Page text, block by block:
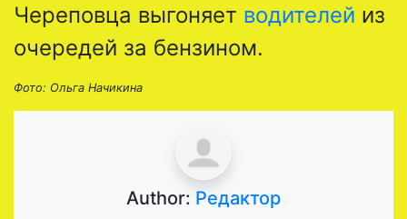
Череповца выгоняет водителей из
очередей за бензином.
Фото: Ольга Начикина
Author: Редактор